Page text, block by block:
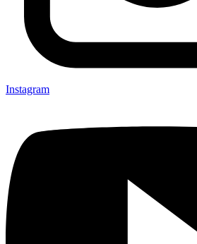
Instagram